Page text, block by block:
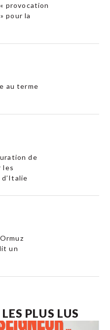
provocation
pour la
au terme
de
les
un
PLUS LUS